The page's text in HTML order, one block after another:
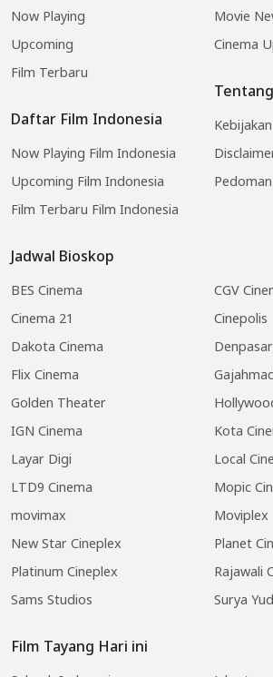
Now Playing
Upcoming
Film Terbaru
Daftar Film Indonesia
Now Playing Film Indonesia
Upcoming Film Indonesia
Film Terbaru Film Indonesia
Jadwal Bioskop
BES Cinema
CGV
Cinema 21
Cinepolis
Dakota Cinema
Flix Cinema
Golden Theater
IGN Cinema
Kota
Layar Digi
Local
LTD9 Cinema
Mopic
movimax
Moviplex
New Star Cineplex
Planet
Platinum Cineplex
Rajawali
Sams Studios
Surya
Film Tayang Hari ini
Movie
Cinema
Tentang